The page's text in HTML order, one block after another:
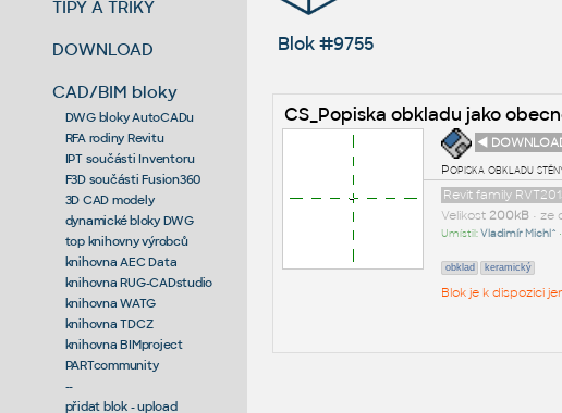
TIPY A TRIKY
DOWNLOAD
CAD/BIM bloky
DWG bloky AutoCADu
RFA rodiny Revitu
IPT součásti Inventoru
F3D součásti Fusion360
3D CAD modely
dynamické bloky DWG
top knihovny výrobců
knihovna AEC Data
knihovna RUG-CADstudio
knihovna WATG
knihovna TDCZ
knihovna BIMproject
PARTcommunity
--
přidat blok - upload
Blok #9755
CS_Popiska obkladu jako
◄
Popiska obkladu
Revit family
Velikost 200kB• ze
Umístil:Vladimír Michl^
obklad keramický
Blok je k dispozici